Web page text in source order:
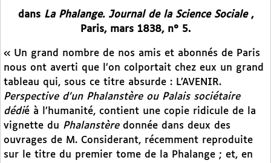
dans La Phalange. Journal de la Science Sociale ,
Paris, mars 1838, n° 5.
« Un grand nombre de nos amis et abonnés de Paris
nous ont averti que l’on colportait chez eux un grand
tableau qui, sous ce titre absurde : L’AVENIR.
Perspective d’un Phalanstère ou Palais sociétaire
dédié à l’humanité, contient une copie ridicule de la
vignette du Phalanstèredonnée dans deux des
ouvrages de M. Considerant, récemment reproduite
sur le titre du premier tome de la Phalange ; et, en